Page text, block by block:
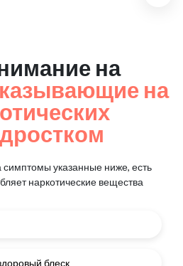
на
на
симптомы указанные ниже, есть
наркотические вещества
блеск